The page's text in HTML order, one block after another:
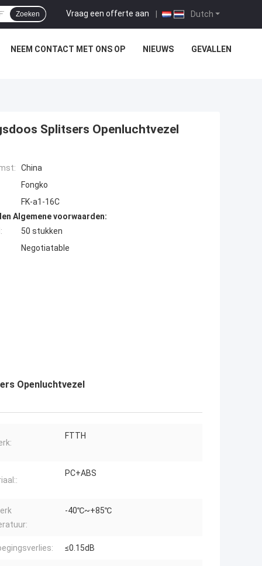
Dutch
Vraag een offerte aan |
Zoeken
NEEM CONTACT MET ONS OP NIEUWS GEVALLEN
Splitsers Openluchtvezel
China
Fongko
FK-a1-16C
Algemene voorwaarden:
50 stukken
Negotiatable
Openluchtvezel
FTTH
PC+ABS
-40℃~+85℃
≤0.15dB